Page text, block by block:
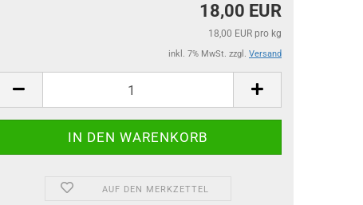
18,00 EUR
18,00 EUR pro kg
inkl. 7% MwSt. zzgl. Versand
AUF DEN MERKZETTEL